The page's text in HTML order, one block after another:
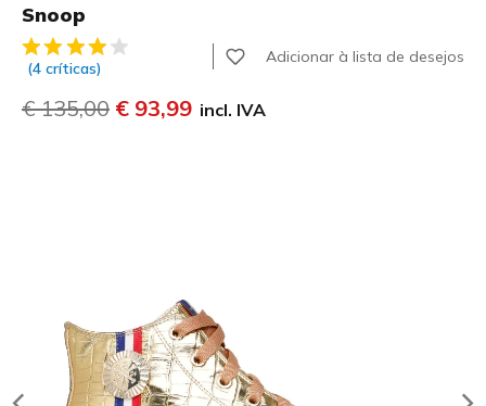
Snoop
3$5 de 5 – Classificação do cliente
(4 críticas)
Adicionar à lista de desejos
Preço com desconto de
€ 135,00 para
€ 93,99 incl. IVA